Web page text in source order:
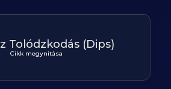
Tolódzkodás (Dips)
Cikk megynitása